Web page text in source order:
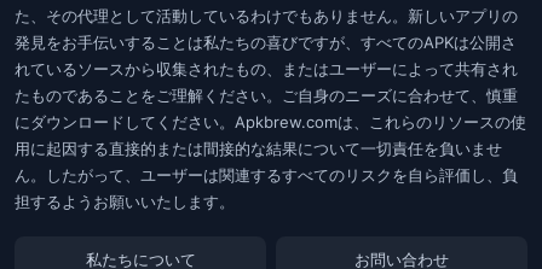
た、その代理として活動しているわけでもありません。新しいアプリの
発見をお手伝いすることは私たちの喜びですが、すべてのAPKは公開さ
れているソースから収集されたもの、またはユーザーによって共有され
たものであることをご理解ください。ご自身のニーズに合わせて、慎重
にダウンロードしてください。Apkbrew.comは、これらのリソースの使
用に起因する直接的または間接的な結果について一切責任を負いませ
ん。したがって、ユーザーは関連するすべてのリスクを自ら評価し、負
担するようお願いいたします。
私たちについて お問い合わせ